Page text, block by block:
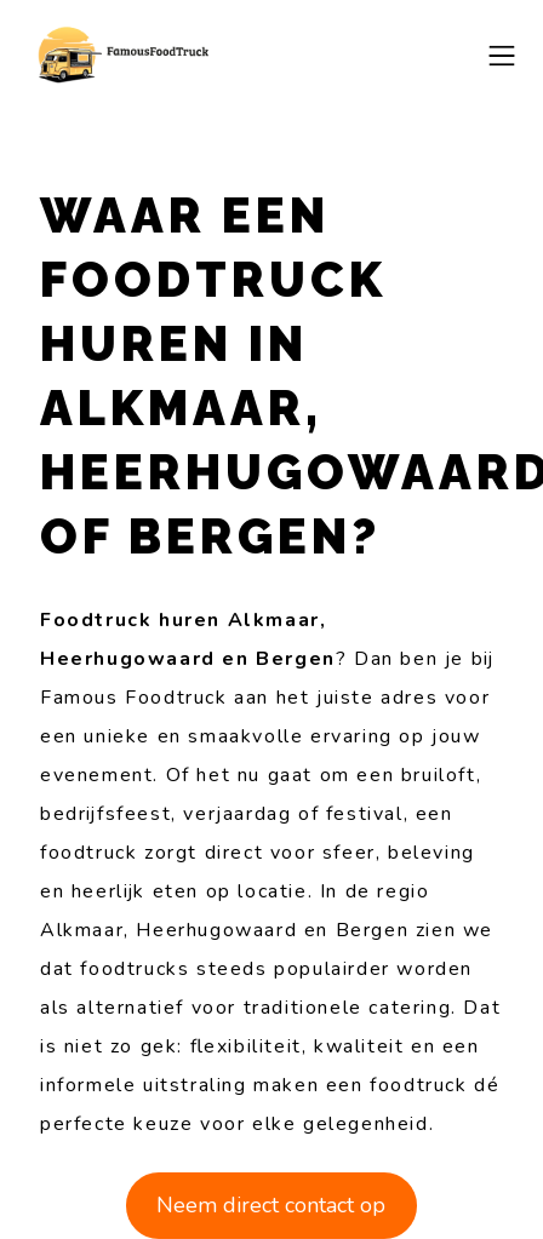
WAAR EEN
FOODTRUCK
HUREN IN
ALKMAAR,
OF BERGEN?
Foodtruck huren Alkmaar,
Heerhugowaard en Bergen? Dan ben je bij
Famous Foodtruck aan het juiste adres voor
een unieke en smaakvolle ervaring op jouw
evenement. Of het nu gaat om een bruiloft,
bedrijfsfeest, verjaardag of festival, een
foodtruck zorgt direct voor sfeer, beleving
en heerlijk eten op locatie. In de regio
Alkmaar, Heerhugowaard en Bergen zien we
dat foodtrucks steeds populairder worden
als alternatief voor traditionele catering. Dat
is niet zo gek: flexibiliteit, kwaliteit en een
informele uitstraling maken een foodtruck dé
perfecte keuze voor elke gelegenheid.
Neem direct contact op